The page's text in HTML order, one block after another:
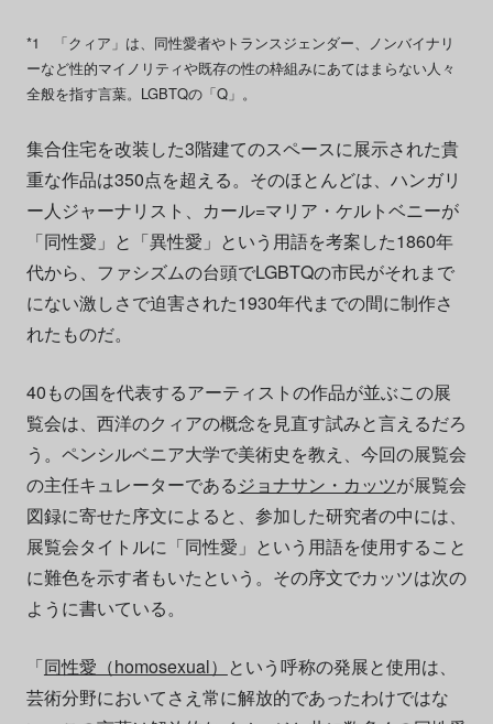
*1 「クィア」は、同性愛者やトランスジェンダー、ノンバイナリ
ーなど性的マイノリティや既存の性の枠組みにあてはまらない人々
全般を指す言葉。LGBTQの「Q」。
集合住宅を改装した3階建てのスペースに展示された貴
重な作品は350点を超える。そのほとんどは、ハンガリ
ー人ジャーナリスト、カール=マリア・ケルトベニーが
「同性愛」と「異性愛」という用語を考案した1860年
代から、ファシズムの台頭でLGBTQの市民がそれまで
にない激しさで迫害された1930年代までの間に制作さ
れたものだ。
40もの国を代表するアーティストの作品が並ぶこの展
覧会は、西洋のクィアの概念を見直す試みと言えるだろ
う。ペンシルベニア大学で美術史を教え、今回の展覧会
の主任キュレーターであるジョナサン・カッツが展覧会
図録に寄せた序文によると、参加した研究者の中には、
展覧会タイトルに「同性愛」という用語を使用すること
に難色を示す者もいたという。その序文でカッツは次の
ように書いている。
「同性愛（homosexual） という呼称の発展と使用は、
芸術分野においてさえ常に解放的であったわけではな